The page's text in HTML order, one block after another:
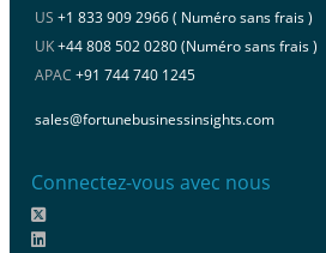
US +1 833 909 2966 ( Numéro sans frais )
UK+44 808 502 0280 (Numéro sans frais )
APAC +91 744 740 1245
sales@fortunebusinessinsights.com
Connectez-vous avec nous